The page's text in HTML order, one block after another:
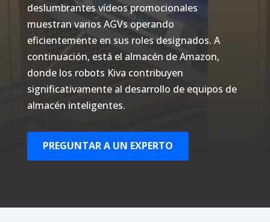
deslumbrantes vídeos promocionales
muestran varios AGVs operando
eficientemente en sus roles designados. A
continuación, está el almacén de Amazon,
donde los robots Kiva contribuyen
significativamente al desarrollo de equipos de
almacén inteligentes.
PREGUNTAR A UN EXPERTO